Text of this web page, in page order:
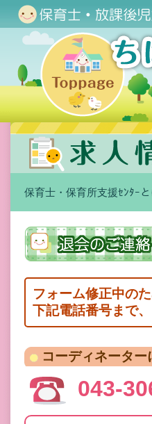
保育士・保育所支援ｾﾝﾀｰと
フォーム修正中の
下記電話番号まで
コーディネータ
043-